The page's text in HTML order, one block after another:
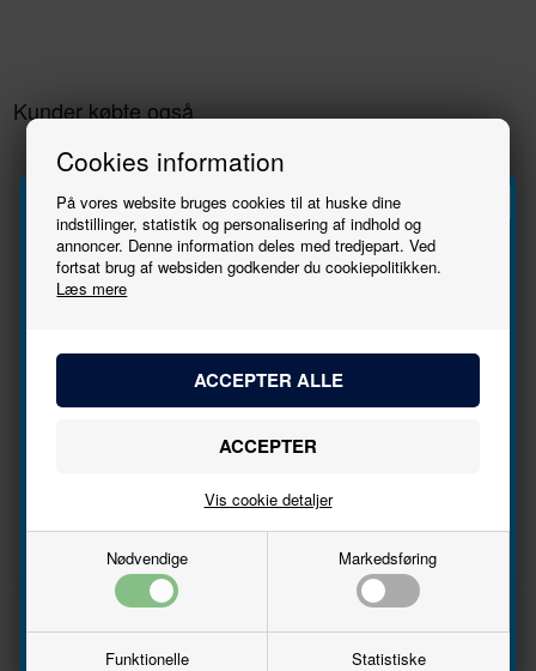
Cookies information
På vores website bruges cookies til at huske dine
indstillinger, statistik og personalisering af indhold og
annoncer. Denne information deles med tredjepart. Ved
fortsat brug af websiden godkender du cookiepolitikken.
Læs mere
Nødvendige Markedsføring
Funktionelle Statistiske
Vis cookie detaljer
Kunder købte også
22%
AHJ PF 4921 u. tørvehæk
DSB PF 16 269, brun,
37%
Tilmeld
Bliv den første til at høre, når der kommer nye